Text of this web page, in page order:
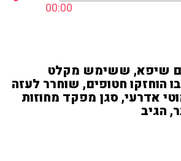
00:00
שיפא, ששימש מקלט
הוחזקו חטופים, שוחרר לעזה
אדרעי, סגן מפקד מחוזות
הגיב